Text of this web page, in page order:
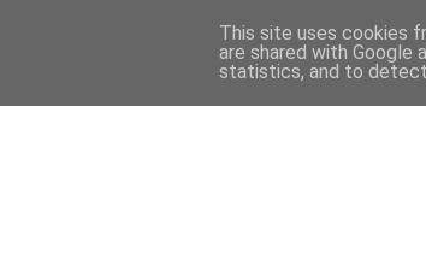
This site uses cookies
are shared with Google
statistics, and to detect